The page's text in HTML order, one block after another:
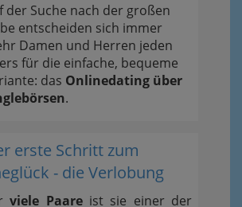
der Suche nach der großen
entscheiden sich immer
Damen und Herren jeden
für die einfache, bequeme
das Onlinedating über
.
erste Schritt zum
- die Verlobung
viele Paareist sie einer der